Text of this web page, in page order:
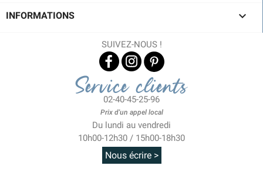
INFORMATIONS 
SUIVEZ-NOUS !
Service clients
02-40-45-25-96
Prix d'un appel local
Du lundi au vendredi
10h00-12h30 / 15h00-18h30
Nous écrire >